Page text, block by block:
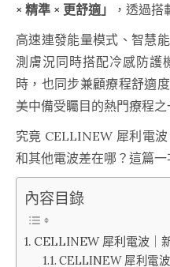
× 精準 × 更舒適」
，透過搭
高速連發能量模式、智慧
測膚況同時搭配冷感防護
時，也同步兼顧療程舒適
美中備受矚目的熱門療程之
究竟 CELLINEW 犀利電
和其他電波差在哪？這篇一
內容目錄
CELLINEW 犀利電波｜
CELLINEW 犀利電